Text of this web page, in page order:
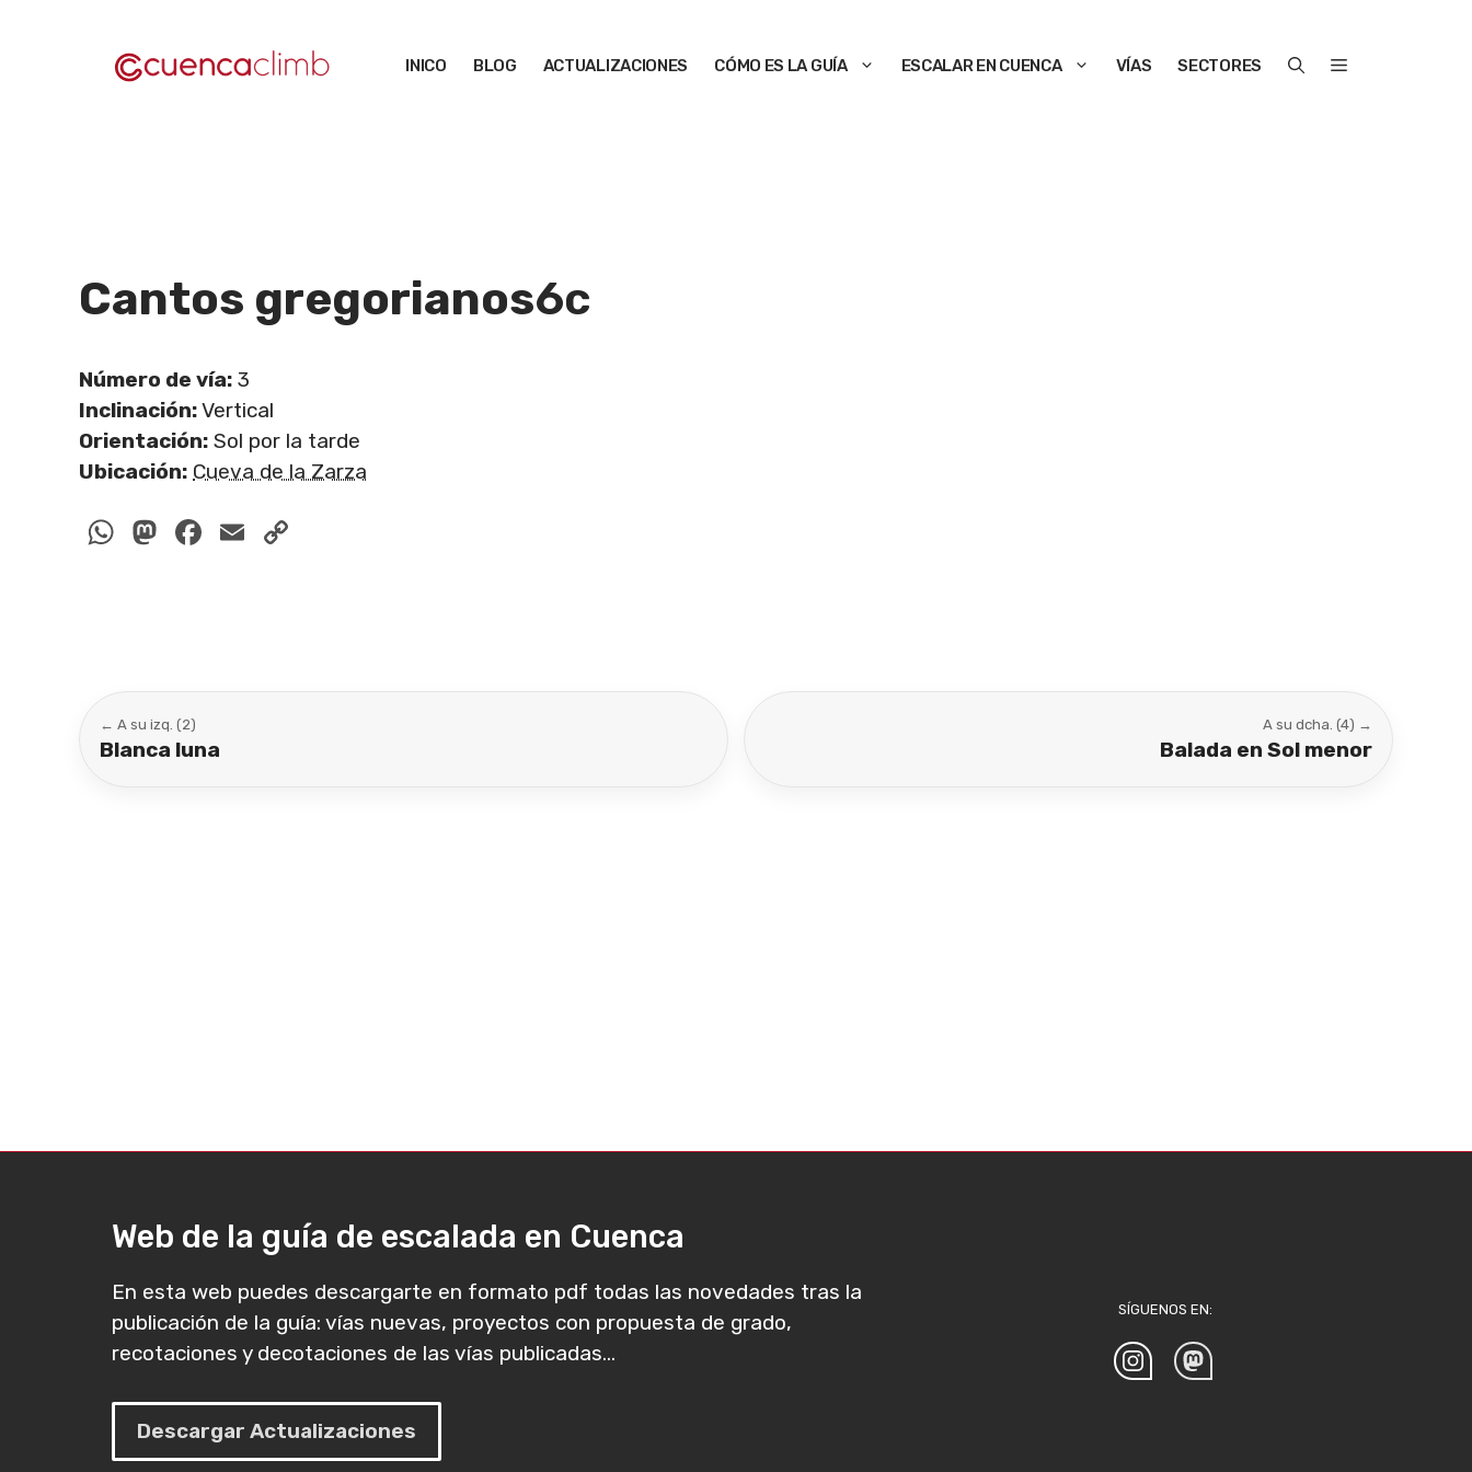
INICO BLOG ACTUALIZACIONES CÓMO ES LA GUÍA ESCALAR EN CUENCA VÍAS SECTORES
Cantos gregorianos6c
Número de vía: 3
Inclinación:Vertical
Orientación: Sol por la tarde
Ubicación: Cueva de la Zarza
WhatsApp
Mastodon
Facebook
Email
← A su izq. (2)
Blanca luna
A su dcha. (4) →
Balada en Sol menor
Web de la guía de escalada en Cuenca
En esta web puedes descargarte en formato pdf todas las novedades tras la
publicación de la guía: vías nuevas, proyectos con propuesta de grado,
recotaciones y decotaciones de las vías publicadas...
Descargar Actualizaciones
SÍGUENOS EN: